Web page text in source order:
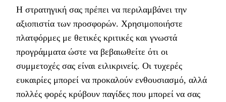
Η στρατηγική σας πρέπει να περιλαμβάνει την
αξιοπιστία των προσφορών. Χρησιμοποιήστε
πλατφόρμες με θετικές κριτικές και γνωστά
προγράμματα ώστε να βεβαιωθείτε ότι οι
συμμετοχές σας είναι ειλικρινείς. Οι τυχερές
ευκαιρίες μπορεί να προκαλούν ενθουσιασμό, αλλά
πολλές φορές κρύβουν παγίδες που μπορεί να σας